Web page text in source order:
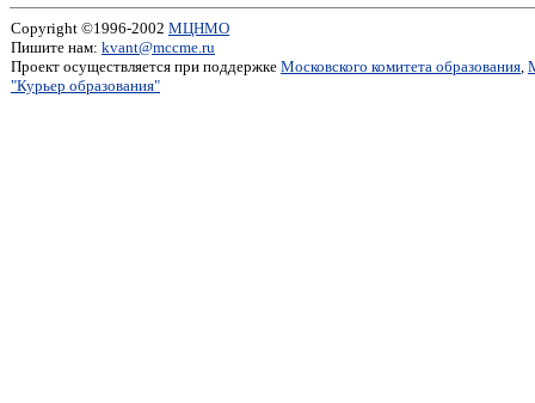
Copyright ©1996-2002 МЦНМО
Пишите нам: kvant@mccme.ru
Проект осуществляется при поддержке Московского комитета образования,
"Курьер образования"